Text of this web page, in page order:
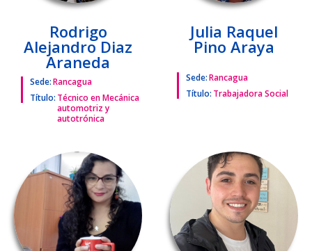
Rodrigo
Alejandro Diaz
Araneda
Sede:Rancagua
Título: Técnico en Mecánica
automotriz y
autotrónica
Julia Raquel
Pino Araya
Sede:Rancagua
Título: Trabajadora Social